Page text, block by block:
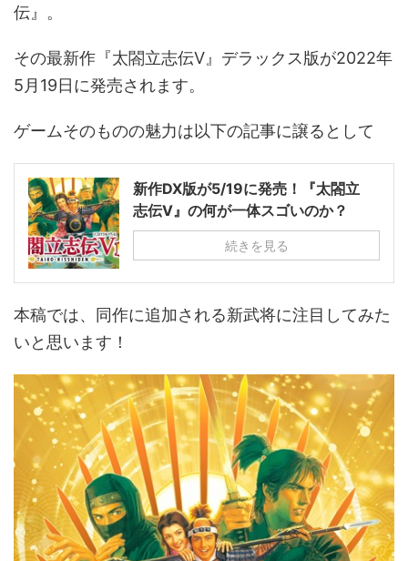
伝』。
その最新作『太閤立志伝Ⅴ』デラックス版が2022年
5月19日に発売されます。
ゲームそのものの魅力は以下の記事に譲るとして
新作DX版が5/19に発売！『太閤立
志伝Ⅴ』の何が一体スゴいのか？
続きを見る
本稿では、同作に追加される新武将に注目してみた
いと思います！